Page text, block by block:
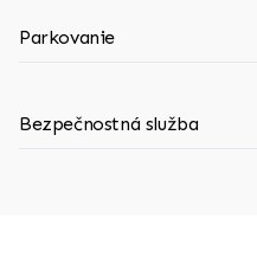
Parkovanie
Bezpečnostná služba